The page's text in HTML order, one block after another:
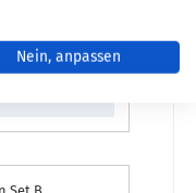
Nein, anpassen